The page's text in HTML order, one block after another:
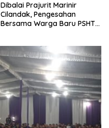
Dibalai Prajurit Marinir
Cilandak, Pengesahan
Bersama Warga Baru PSHT
Berlangsung Khidmat